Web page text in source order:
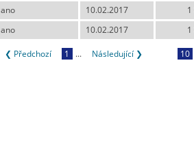
ano 10.02.2017
ano 10.02.2017
❮ Předchozí 1 ... Následující ❯ 10